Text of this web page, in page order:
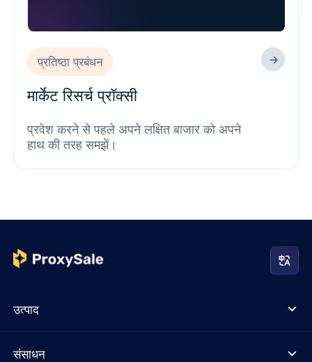
प्रतिष्ठा प्रबंधन
मार्केट रिसर्च प्रॉक्सी
प्रवेश करने से पहले अपने लक्षित बाजार को अपने
हाथ की तरह समझें।
उत्पाद
संसाधन